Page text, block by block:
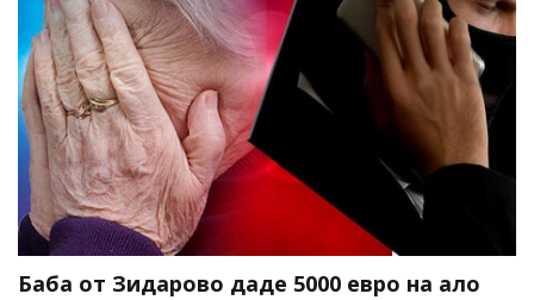
Баба от Зидарово даде 5000 евро на ало